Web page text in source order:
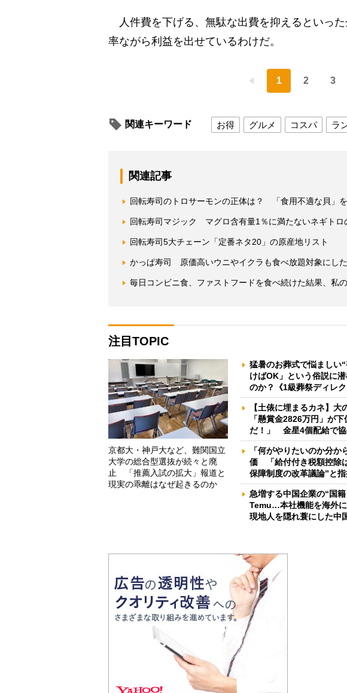
人件費を下げる、無駄な出費を抑えるといっ
率ながら利益を出せているわけだ。
1 2 3
関連キーワード お得 グルメ コスパ ラ
関連記事
回転寿司のトロサーモンの正体は？ 「食用不適な貝」
回転寿司マジック マグロ含有量1％に満たないネギトロ
回転寿司5大チェーン「定番ネタ20」の原産地リスト
かっぱ寿司 原価高いウニやイクラも食べ放題対象にし
毎日コンビニ食、ファストフードを食べ続けた結果、私
注目TOPIC
京都大・神戸大など、難関国立
大学の総合型選抜が続々と廃
止 「推薦入試の拡大」報道と
現実の乖離はなぜ起きるのか
猛暑のお葬式で悩まし
けばOK」という俗説に
のか？《1級葬祭ディレク
【土俵に埋まるカネ】
「懸賞金2826万円」が
だ！」 金星4個配給で
「何がやりたいのか分
価 「給付付き税額控除
保障制度の改革議論”と
急増する中国企業の“国
Temu…本社機能を海外
現地人を隠れ蓑にした中